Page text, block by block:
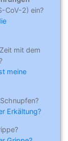
CoV-2) ein?
mit dem
meine
Erkältung?